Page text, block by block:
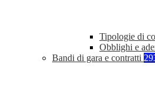
Tipologie di
Obblighi e
Bandi di gara e contratti